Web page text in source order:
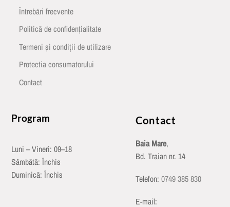
Întrebări frecvente
Politică de confidențialitate
Termeni și condiții de utilizare
Protectia consumatorului
Contact
Program
Luni – Vineri: 09–18
Sâmbătă: Închis
Duminică: Închis
Contact
Baia Mare,
Bd. Traian nr. 14
Telefon: 0749 385 830
E-mail: